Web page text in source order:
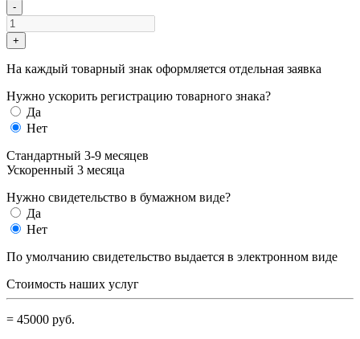
-
+
На каждый товарный знак оформляется отдельная заявка
Нужно ускорить регистрацию товарного знака?
Да
Нет
Стандартный 3-9 месяцев
Ускоренный 3 месяца
Нужно свидетельство в бумажном виде?
Да
Нет
По умолчанию свидетельство выдается в электронном виде
Стоимость наших услуг
= 45000 руб.